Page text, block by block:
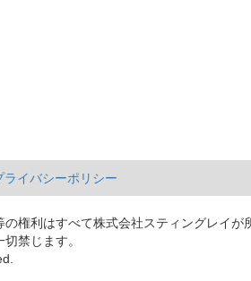
ライバシーポリシー
権利はすべて株式会社スティングレイが
禁じます。